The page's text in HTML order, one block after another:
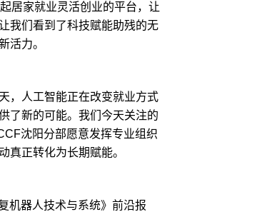
居家就业灵活创业的平台，让
我们看到了科技赋能助残的无
活力。
人工智能正在改变就业方式
了新的可能。我们今天关注的
沈阳分部愿意发挥专业组织
真正转化为长期赋能。
器人技术与系统》前沿报